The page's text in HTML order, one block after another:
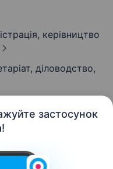
застосунок
керівництво
діловодство,